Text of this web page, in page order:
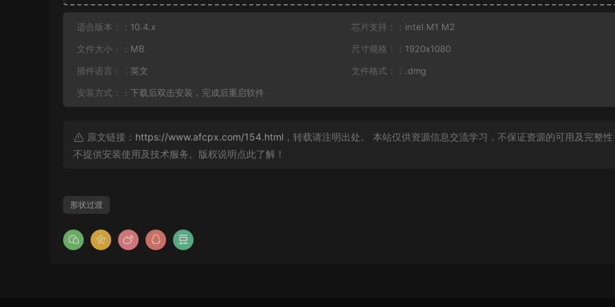
适合版本：： 10.4.x 芯片支持：： intel M1 M2
文件大小：： MB 尺寸规格：： 1920x1080
插件语言：： 英文 文件格式：： .dmg
安装方式：： 下载后双击安装，完成后重启软件
原文链接： https://www.afcpx.com/154.html ，转载请注明出处。 本站仅供资源信息交流学习，不保证资源的可用及完整性
不提供安装使用及技术服务。版权说明点此了解！
形状过渡